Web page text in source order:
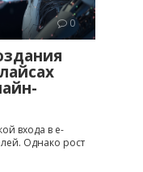
0
входа в e-
Однако рост